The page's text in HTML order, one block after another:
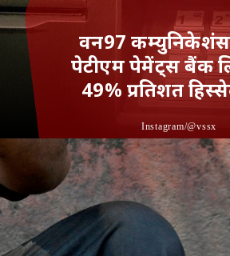
वन97
पेटीएम पेमेंट्स बैंक
49% प्रतिशत
Instagram/@vssx